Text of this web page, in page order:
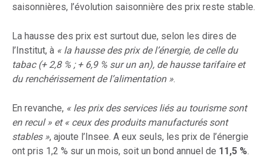
saisonnières, l’évolution saisonnière des prix reste stable.
La hausse des prix est surtout due, selon les dires de
l’Institut, à « la hausse des prix de l’énergie, de celle du
tabac (+ 2,8 % ; + 6,9 % sur un an), de hausse tarifaire et
du renchérissement de l’alimentation ».
En revanche, « les prix des services liés au tourisme sont
en recul » et « ceux des produits manufacturés sont
stables », ajoute l’Insee. A eux seuls, les prix de l’énergie
ont pris 1,2 % sur un mois, soit un bond annuel de 11,5 %.